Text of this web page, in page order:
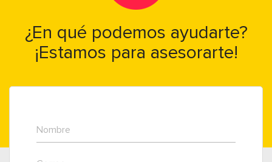
¿En qué podemos ayudarte?
¡Estamos para asesorarte!